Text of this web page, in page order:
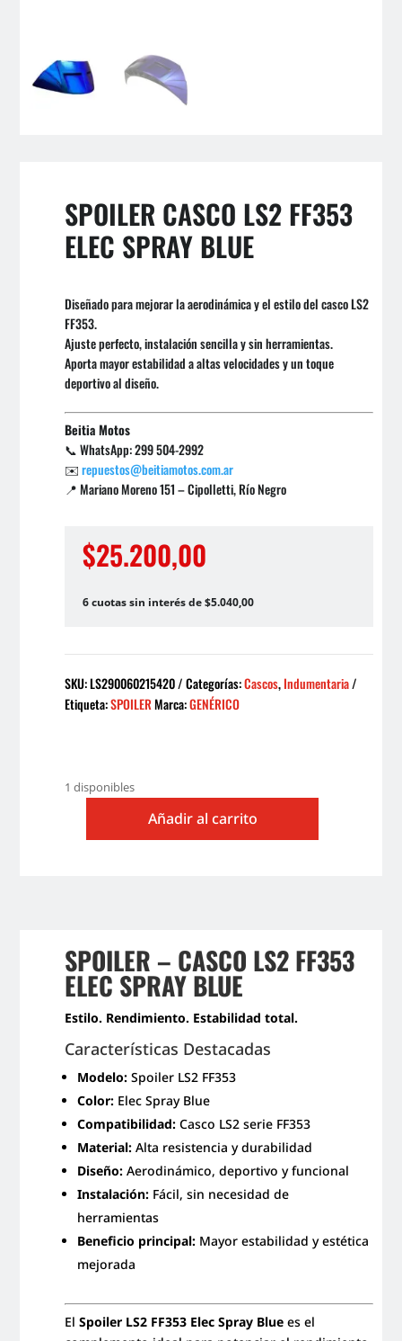
SPOILER CASCO LS2 FF353
ELEC SPRAY BLUE
Diseñado para mejorar la aerodinámica y el estilo del casco LS2
FF353.
Ajuste perfecto, instalación sencilla y sin herramientas.
Aporta mayor estabilidad a altas velocidades y un toque
deportivo al diseño.
Beitia Motos
📞 WhatsApp: 299 504-2992
✉️repuestos@beitiamotos.com.ar
📍 Mariano Moreno 151 – Cipolletti, Río Negro
$25.200,00
6 cuotas sin interés de $5.040,00
SKU:LS290060215420 Categorías:Cascos,Indumentaria
Etiqueta:SPOILER Marca:GENÉRICO
1 disponibles
BLUE
cantidad
Añadir al carrito
SPOILER – CASCO LS2 FF353
ELEC SPRAY BLUE
Estilo. Rendimiento. Estabilidad total.
Características Destacadas
Modelo: Spoiler LS2 FF353
Color: Elec Spray Blue
Compatibilidad: Casco LS2 serie FF353
Material: Alta resistencia y durabilidad
Diseño: Aerodinámico, deportivo y funcional
Instalación: Fácil, sin necesidad de
herramientas
Beneficio principal: Mayor estabilidad y estética
mejorada
ElSpoiler LS2 FF353 Elec Spray Blue es el